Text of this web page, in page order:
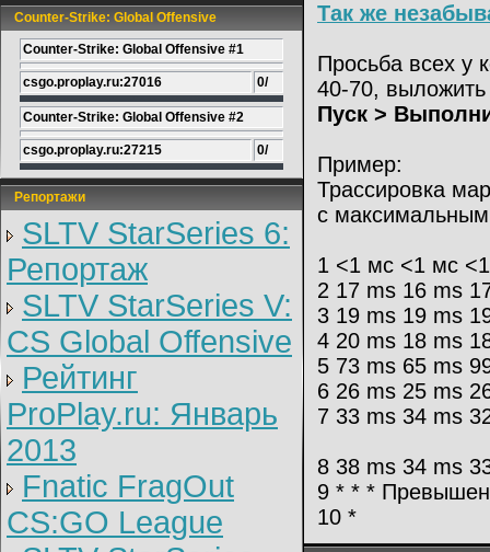
Counter-Strike: Global Offensive
Counter-Strike: Global Offensive #1
csgo.proplay.ru:27016 0/
Counter-Strike: Global Offensive #2
csgo.proplay.ru:27215 0/
Репортажи
SLTV StarSeries 6:
Репортаж
SLTV StarSeries V:
CS Global Offensive
Рейтинг
ProPlay.ru: Январь
2013
Fnatic FragOut
CS:GO League
Так же
Просьба всех у
40-70,
Пуск >
Пример:
Трассировка
с
1 <1 мс <1 мс
2 17 ms 16 ms
3 19 ms 19 ms
4 20 ms 18 ms
5 73 ms 65 ms
6 26 ms 25 ms
7 33 ms 34 ms
8 38 ms 34 ms
9 * * * Превышен
10 *